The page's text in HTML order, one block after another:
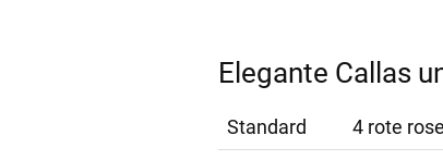
Elegante Callas
Standard
4 rote